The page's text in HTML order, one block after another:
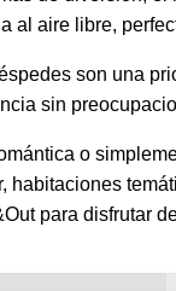
al aire libre,
son una
sin
o
habitaciones
para disfrutar